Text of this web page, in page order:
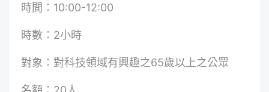
時間：10:00-12:00
時數：2小時
對象：對科技領域有興趣之65歲以上之公眾